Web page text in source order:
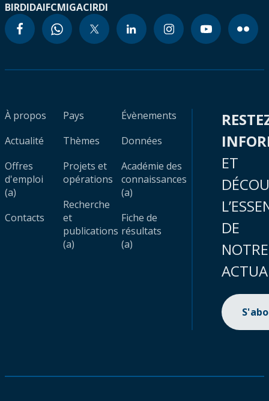
BIRDIDAIFCMIGACIRDI
À propos
Actualité
Offres
d'emploi
(a)
Contacts
Pays
Thèmes
Projets et
opérations
Recherche
et
publications
(a)
Évènements
Données
Académie des
connaissances
(a)
Fiche de
résultats
(a)
ET
DE
NOTRE